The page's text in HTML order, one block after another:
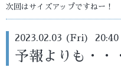
次回はサイズアップですねー！
2023.02.03 (Fri) 20:40
予報よりも・・